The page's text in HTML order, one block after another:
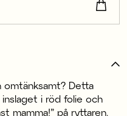
29 kr
Detta
inslaget i röd folie och
mamma!” på ryttaren.